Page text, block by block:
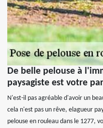
De belle pelouse à
paysagiste est votre
N'est-il pas agréable d'avoir un
cela n'est pas un rêve, elagueur
pelouse en rouleau dans le 1277,